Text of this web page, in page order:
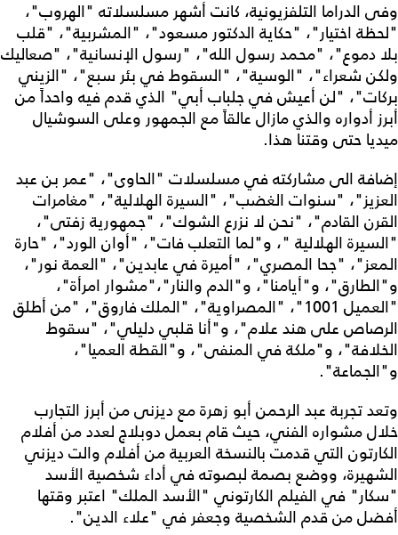
وفى الدراما التلفزيونية، كانت أشهر مسلسلاته "الهروب"،
"لحظة اختيار"، "حكاية الدكتور مسعود"، "المشربية"، "قلب
بلا دموع"، "محمد رسول الله"، "رسول الإنسانية"، "صعاليك
ولكن شعراء"، "الوسية"، "السقوط في بئر سبع"، "الزيني
بركات"، "لن أعيش في جلباب أبي" الذي قدم فيه واحداً من
أبرز أدواره والذي مازال عالقاً مع الجمهور وعلى السوشيال
ميديا حتى وقتنا هذا.
إضافة الى مشاركته في مسلسلات "الحاوى"، "عمر بن عبد
العزيز"، "سنوات الغضب"، "السيرة الهلالية"، "مغامرات
القرن القادم"، "نحن لا نزرع الشوك"، "جمهورية زفتى"،
"السيرة الهلالية "، و"لما التعلب فات"، "أوان الورد"، "حارة
المعز"، "جحا المصري"، "أميرة في عابدین"، "العمة نور"،
و"الطارق"، و"أيامنا"، و"الدم والنار"،"مشوار امرأة"،
"العميل 1001"، "المصراوية"، "الملك فاروق"، "من أطلق
الرصاص على هند علام"، و"أنا قلبي دليلي"، "سقوط
الخلافة"، و"ملكة في المنفى"، و"القطة العميا"،
و"الجماعة".
وتعد تجربة عبد الرحمن أبو زهرة مع ديزنى من أبرز التجارب
خلال مشواره الفني، حيث قام بعمل دوبلاج لعدد من أفلام
الكارتون التي قدمت بالنسخة العربية من أفلام والت ديزني
الشهيرة، ووضع بصمة لبصوته في أداء شخصية الأسد
"سكار" في الفيلم الكارتوني "الأسد الملك" اعتبر وقتها
أفضل من قدم الشخصية وجعفر في "علاء الدين".